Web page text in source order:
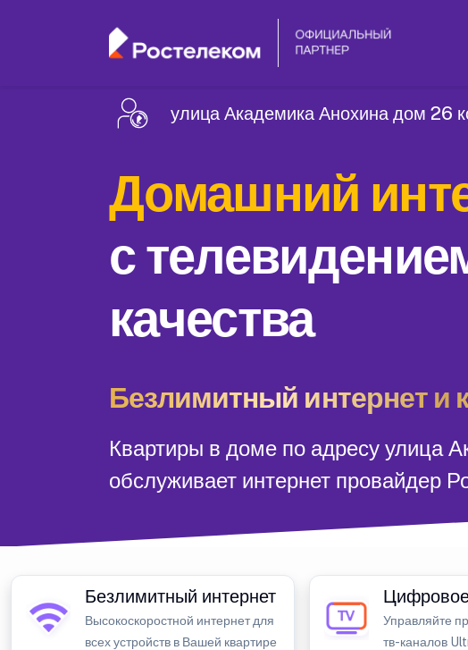
улица Академика Анохина дом 26
Домашний
с
качества
Безлимитный интернет и
Квартиры в доме по адресу улица
обслуживает интернет провайдер
Безлимитный интернет
Высокоскоростной интернет для
всех устройств в Вашей квартире
Управляйте
тв-каналов